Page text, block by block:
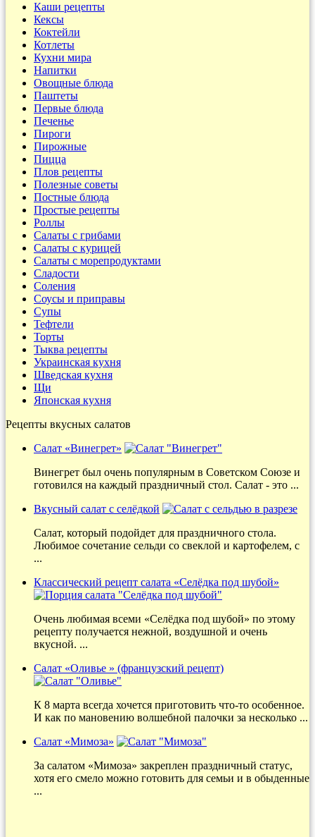
Каши рецепты
Кексы
Коктейли
Котлеты
Кухни мира
Напитки
Овощные блюда
Паштеты
Первые блюда
Печенье
Пироги
Пирожные
Пицца
Плов рецепты
Полезные советы
Постные блюда
Простые рецепты
Роллы
Салаты с грибами
Салаты с курицей
Салаты с морепродуктами
Сладости
Соления
Соусы и приправы
Супы
Тефтели
Торты
Тыква рецепты
Украинская кухня
Шведская кухня
Щи
Японская кухня
Рецепты вкусных салатов
Салат «Винегрет»
Винегрет был очень популярным в Советском Союзе и
готовился на каждый праздничный стол. Салат - это ...
Вкусный салат с селёдкой
Салат, который подойдет для праздничного стола.
Любимое сочетание сельди со свеклой и картофелем, с
...
Классический рецепт салата «Селёдка под шубой»
Очень любимая всеми «Селёдка под шубой» по этому
рецепту получается нежной, воздушной и очень
вкусной. ...
Салат «Оливье » (французский рецепт)
К 8 марта всегда хочется приготовить что-то особенное.
И как по мановению волшебной палочки за несколько ...
Салат «Мимоза»
За салатом «Мимоза» закреплен праздничный статус,
хотя его смело можно готовить для семьи и в обыденные
...